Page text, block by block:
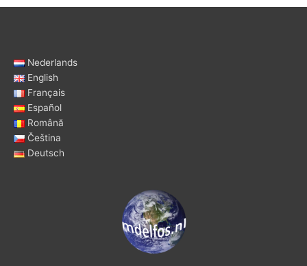
Nederlands
English
Français
Español
Română
Čeština
Deutsch